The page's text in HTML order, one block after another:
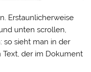
Erstaunlicherweise
unten scrollen,
so sieht man in der
Text, der im Dokument